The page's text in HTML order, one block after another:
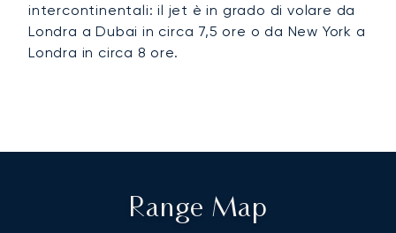
intercontinentali: il jet è in grado di volare da
Londra a Dubai in circa 7,5 ore o da New York a
Londra in circa 8 ore.
Range Map